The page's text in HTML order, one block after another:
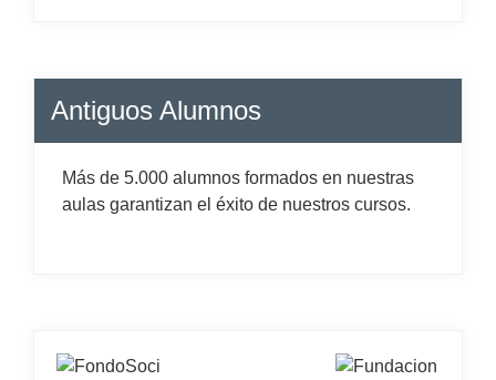
Antiguos Alumnos
Más de 5.000 alumnos formados en nuestras
aulas garantizan el éxito de nuestros cursos.